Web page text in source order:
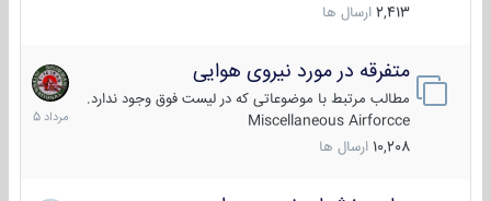
2,413 ارسال ها
متفرقه در مورد نیروی هوایی
مطالب مرتبط با موضوعاتی که در لیست فوق وجود ندارد.
Miscellaneous Airforcce
10,208 ارسال ها
7
مرداد
1405